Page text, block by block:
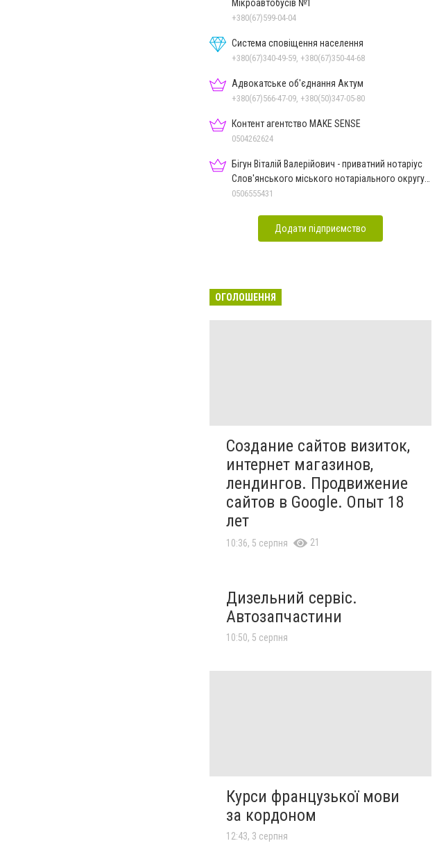
Мікроавтобусів №1
+380(67)599-04-04
Система сповіщення населення
+380(67)340-49-59, +380(67)350-44-68
Адвокатське об'єднання Актум
+380(67)566-47-09, +380(50)347-05-80
Контент агентство MAKE SENSE
0504262624
Бігун Віталій Валерійович - приватний нотаріус
Слов'янського міського нотаріального округу
Дон.обл.
0506555431
Додати підприємство
ОГОЛОШЕННЯ
Создание сайтов визиток,
интернет магазинов,
лендингов. Продвижение
сайтов в Google. Опыт 18
лет
10:36, 5 серпня 21
Дизельний сервіс.
Автозапчастини
10:50, 5 серпня
Курси французької мови
за кордоном
12:43, 3 серпня